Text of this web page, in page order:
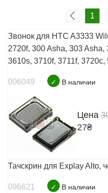
1
Звонок для HTC A3333
2720f, 300 Asha, 303
3610s, 3710f, 3711f, 3720c,
006049 ✓ В наличии
Цена
27₴
Тачскрин для Explay Alto,
096621 ✓ В наличии